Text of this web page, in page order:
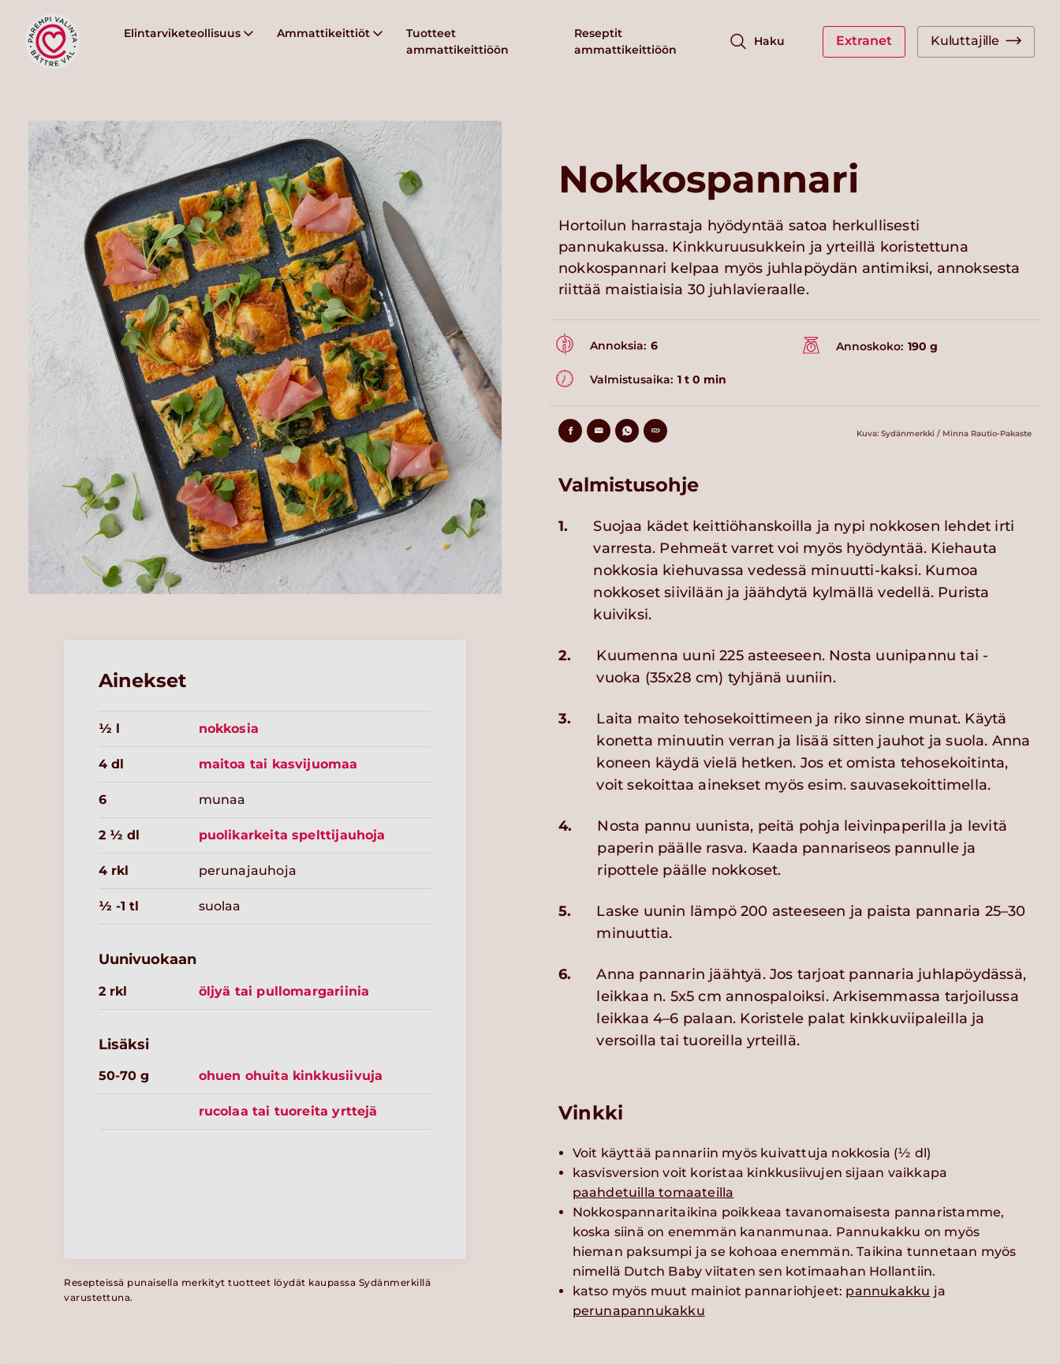
Elintarviketeollisuus Ammattikeittiöt
Tuotteet
ammattikeittiöön
Reseptit
ammattikeittiöön
Haku Extranet Kuluttajille
Ainekset
½ l nokkosia
4 dl maitoa tai kasvijuomaa
6 munaa
2 ½ dl puolikarkeita spelttijauhoja
4 rkl perunajauhoja
½ -1 tl suolaa
Uunivuokaan
2 rkl öljyä tai pullomargariinia
Lisäksi
50-70 g ohuen ohuita kinkkusiivuja
rucolaa tai tuoreita yrttejä
Resepteissä punaisella merkityt tuotteet löydät kaupassa Sydänmerkillä
varustettuna.
Nokkospannari
Hortoilun harrastaja hyödyntää satoa herkullisesti
pannukakussa. Kinkkuruusukkein ja yrteillä koristettuna
nokkospannari kelpaa myös juhlapöydän antimiksi, annoksesta
riittää maistiaisia 30 juhlavieraalle.
Annoksia: 6 Annoskoko: 190 g
Valmistusaika: 1 t 0 min
Kuva: Sydänmerkki / Minna Rautio-Pakaste
Valmistusohje
1.
Suojaa kädet keittiöhanskoilla ja nypi nokkosen lehdet irti
varresta. Pehmeät varret voi myös hyödyntää. Kiehauta
nokkosia kiehuvassa vedessä minuutti-kaksi. Kumoa
nokkoset siivilään ja jäähdytä kylmällä vedellä. Purista
kuiviksi.
2.
Kuumenna uuni 225 asteeseen. Nosta uunipannu tai -
vuoka (35x28 cm) tyhjänä uuniin.
3.
Laita maito tehosekoittimeen ja riko sinne munat. Käytä
konetta minuutin verran ja lisää sitten jauhot ja suola. Anna
koneen käydä vielä hetken. Jos et omista tehosekoitinta,
voit sekoittaa ainekset myös esim. sauvasekoittimella.
4.
Nosta pannu uunista, peitä pohja leivinpaperilla ja levitä
paperin päälle rasva. Kaada pannariseos pannulle ja
ripottele päälle nokkoset.
5.
Laske uunin lämpö 200 asteeseen ja paista pannaria 25–30
minuuttia.
6.
Anna pannarin jäähtyä. Jos tarjoat pannaria juhlapöydässä,
leikkaa n. 5x5 cm annospaloiksi. Arkisemmassa tarjoilussa
leikkaa 4–6 palaan. Koristele palat kinkkuviipaleilla ja
versoilla tai tuoreilla yrteillä.
Vinkki
Voit käyttää pannariin myös kuivattuja nokkosia (½ dl)
kasvisversion voit koristaa kinkkusiivujen sijaan vaikkapa
paahdetuilla tomaateilla
Nokkospannaritaikina poikkeaa tavanomaisesta pannaristamme,
koska siinä on enemmän kananmunaa. Pannukakku on myös
hieman paksumpi ja se kohoaa enemmän. Taikina tunnetaan myös
nimellä Dutch Baby viitaten sen kotimaahan Hollantiin.
katso myös muut mainiot pannariohjeet: pannukakku ja
perunapannukakku